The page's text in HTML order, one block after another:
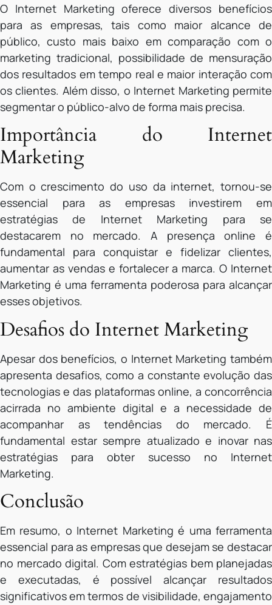
O Internet Marketing oferece diversos benefícios
para as empresas, tais como maior alcance de
público, custo mais baixo em comparação com o
marketing tradicional, possibilidade de mensuração
dos resultados em tempo real e maior interação com
os clientes. Além disso, o Internet Marketing permite
segmentar o público-alvo de forma mais precisa.
Importância do Internet
Marketing
Com o crescimento do uso da internet, tornou-se
essencial para as empresas investirem em
estratégias de Internet Marketing para se
destacarem no mercado. A presença online é
fundamental para conquistar e fidelizar clientes,
aumentar as vendas e fortalecer a marca. O Internet
Marketing é uma ferramenta poderosa para alcançar
esses objetivos.
Desafios do Internet Marketing
Apesar dos benefícios, o Internet Marketing também
apresenta desafios, como a constante evolução das
tecnologias e das plataformas online, a concorrência
acirrada no ambiente digital e a necessidade de
acompanhar as tendências do mercado. É
fundamental estar sempre atualizado e inovar nas
estratégias para obter sucesso no Internet
Marketing.
Conclusão
Em resumo, o Internet Marketing é uma ferramenta
essencial para as empresas que desejam se destacar
no mercado digital. Com estratégias bem planejadas
e executadas, é possível alcançar resultados
significativos em termos de visibilidade, engajamento